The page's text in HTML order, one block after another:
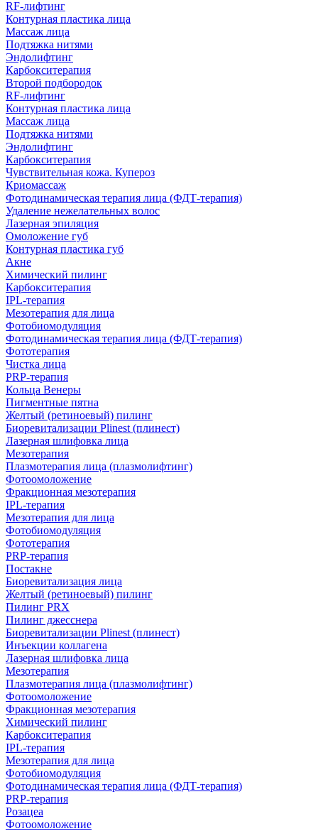
RF-лифтинг
Контурная пластика лица
Массаж лица
Подтяжка нитями
Эндолифтинг
Карбокситерапия
Второй подбородок
RF-лифтинг
Контурная пластика лица
Массаж лица
Подтяжка нитями
Эндолифтинг
Карбокситерапия
Чувствительная кожа. Купероз
Криомассаж
Фотодинамическая терапия лица (ФДТ-терапия)
Удаление нежелательных волос
Лазерная эпиляция
Омоложение губ
Контурная пластика губ
Акне
Химический пилинг
Карбокситерапия
IPL‑терапия
Мезотерапия для лица
Фотобиомодуляция
Фотодинамическая терапия лица (ФДТ-терапия)
Фототерапия
Чистка лица
PRP-терапия
Кольца Венеры
Пигментные пятна
Желтый (ретиноевый) пилинг
Биоревитализации Plinest (плинест)
Лазерная шлифовка лица
Мезотерапия
Плазмотерапия лица (плазмолифтинг)
Фотоомоложение
Фракционная мезотерапия
IPL‑терапия
Мезотерапия для лица
Фотобиомодуляция
Фототерапия
PRP-терапия
Постакне
Биоревитализация лица
Желтый (ретиноевый) пилинг
Пилинг PRX
Пилинг джесснера
Биоревитализации Plinest (плинест)
Инъекции коллагена
Лазерная шлифовка лица
Мезотерапия
Плазмотерапия лица (плазмолифтинг)
Фотоомоложение
Фракционная мезотерапия
Химический пилинг
Карбокситерапия
IPL‑терапия
Мезотерапия для лица
Фотобиомодуляция
Фотодинамическая терапия лица (ФДТ-терапия)
PRP-терапия
Розацеа
Фотоомоложение